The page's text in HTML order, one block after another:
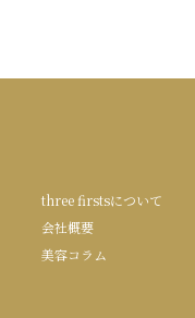
three firstsについて
会社概要
美容コラム